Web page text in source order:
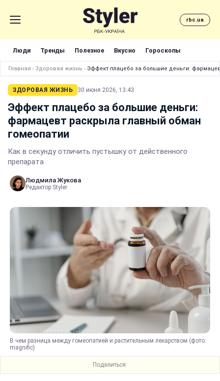
rbc.ua
Люди Тренды Полезное Вкусно Гороскопы
Главная › Здоровая жизнь › Эффект плацебо за большие деньги:
ЗДОРОВАЯ ЖИЗНЬ 30 июня 2026, 13:43
Эффект плацебо за большие деньги:
фармацевт раскрыла главный обман
гомеопатии
Как в секунду отличить пустышку от действенного
препарата
Людмила Жукова
Редактор Styler
В чем разница между гомеопатией и растительным лекарством (фото:
magnific)
Поделиться: